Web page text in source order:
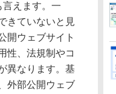
えます。一
きていないと見
開ウェブサイト
性、法規制やコ
異なります。基
外部公開ウェブ